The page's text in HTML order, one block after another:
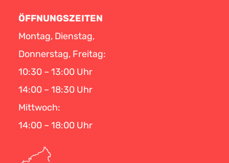
ÖFFNUNGSZEITEN
Montag, Dienstag,
Donnerstag, Freitag:
10:30 – 13:00 Uhr
14:00 – 18:30 Uhr
Mittwoch:
14:00 – 18:00 Uhr